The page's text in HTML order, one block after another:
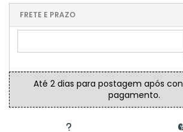
CAIXA SAPATO 9X9X5CM
CAIXA SAPATO 8X8X5CM
10 CAIXAS SAPATO 7X7X5CM
...
FRETE E PRAZO
Até 2 dias para postagem após
pagamento.